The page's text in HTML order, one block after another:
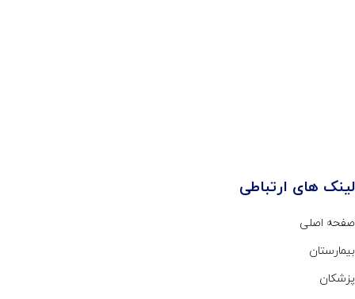
لینک های ارتباطی
صفحه اصلی
بیمارستان
پزشکان